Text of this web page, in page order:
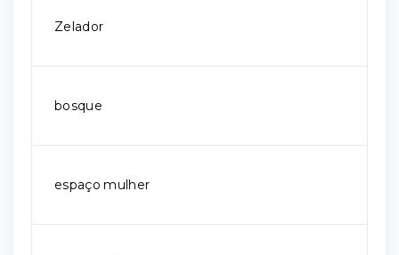
Zelador
bosque
espaço mulher